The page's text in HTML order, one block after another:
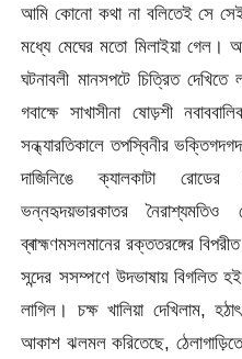
আমি কোনো কথা না বলিতেই সে সেই
মধ্যে মেঘের মতো মিলাইয়া গেল।
ঘটনাবলী মানসপটে চিত্রিত
গবাক্ষে সাখাসীনা ষোড়শী
সন্ধ্যারতিকালে তপস্বিনীর
দাজিলিঙে ক্যালকাটা রোডের
ভন্নহৃদয়ভারকাতর নৈরাশ্যমতিও
ব্ৰাহ্মণমসলমানের রক্ততরঙ্গের
সন্দের সসম্পণে উদভাষায় বিগলিত
লাগিল। চক্ষ খালিয়া দেখিলাম,
আকাশ ঝলমল করিতেছে,